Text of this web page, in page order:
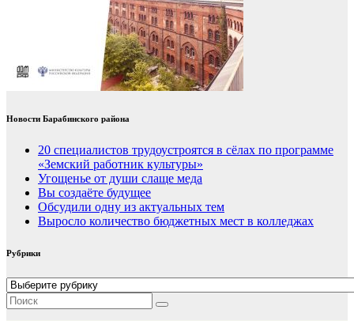
Новости Барабинского района
20 специалистов трудоустроятся в сёлах по программе
«Земский работник культуры»
Угощенье от души слаще меда
Вы создаёте будущее
Обсудили одну из актуальных тем
Выросло количество бюджетных мест в колледжах
Рубрики
Рубрики